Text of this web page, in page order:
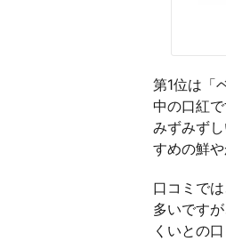
第1位は「
中の口紅
みずみず
すめの鮮
口コミで
多いです
くいとの